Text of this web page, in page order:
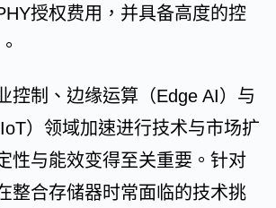
授权费用，并具备高度的控
控制、边缘运算（Edge AI）与
）领域加速进行技术与市场扩
性与能效变得至关重要。针对
整合存储器时常面临的技术挑